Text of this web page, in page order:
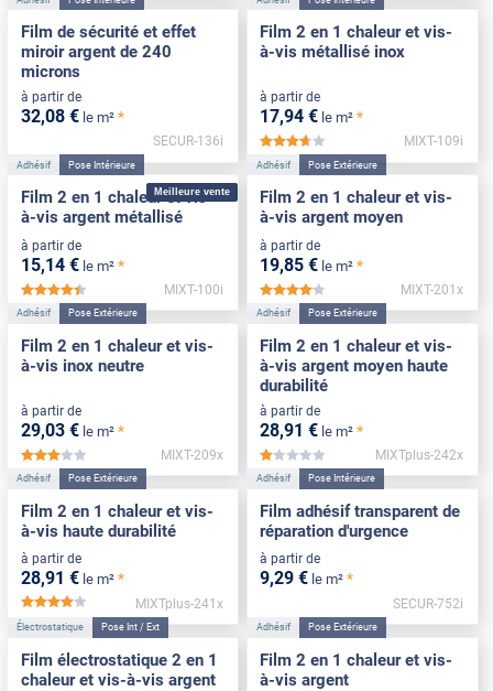
Film de sécurité et effet
miroir argent de 240
microns
à partir de
32,08 € le m² *
SECUR-136i
Film 2 en 1 chaleur et vis-
à-vis métallisé inox
à partir de
17,94 € le m² *
*****
MIXT-109i
Meilleure vente
Adhésif Pose Intérieure
Film 2 en 1 chaleur et vis-
à-vis argent métallisé
à partir de
15,14 € le m² *
*****
MIXT-100i
Adhésif Pose Extérieure
Film 2 en 1 chaleur et vis-
à-vis argent moyen
à partir de
19,85 € le m² *
*****
MIXT-201x
Adhésif Pose Extérieure
Film 2 en 1 chaleur et vis-
à-vis inox neutre
à partir de
29,03 € le m² *
*****
MIXT-209x
Adhésif Pose Extérieure
Film 2 en 1 chaleur et vis-
à-vis argent moyen haute
durabilité
à partir de
28,91 € le m² *
*****
MIXTplus-242x
Adhésif Pose Extérieure
Film 2 en 1 chaleur et vis-
à-vis haute durabilité
à partir de
28,91 € le m² *
*****
MIXTplus-241x
Adhésif Pose Intérieure
Film adhésif transparent de
réparation d'urgence
à partir de
9,29 € le m² *
SECUR-752i
Électrostatique Pose Int / Ext
Film électrostatique 2 en 1
chaleur et vis-à-vis argent
Adhésif Pose Extérieure
Film 2 en 1 chaleur et vis-
à-vis argent